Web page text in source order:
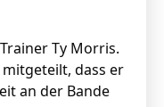
Ty Morris.
dass er
an der Bande